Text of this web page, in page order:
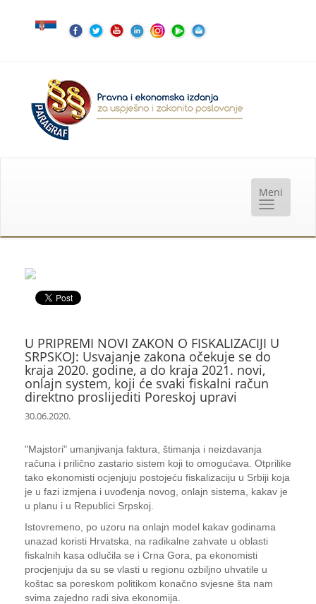
U PRIPREMI NOVI ZAKON O FISKALIZACIJI U
SRPSKOJ: Usvajanje zakona očekuje se do
kraja 2020. godine, a do kraja 2021. novi,
onlajn system, koji će svaki fiskalni račun
direktno proslijediti Poreskoj upravi
30.06.2020.
"Majstori" umanjivanja faktura, štimanja i neizdavanja
računa i prilično zastario sistem koji to omogućava. Otprilike
tako ekonomisti ocjenjuju postojeću fiskalizaciju u Srbiji koja
je u fazi izmjena i uvođenja novog, onlajn sistema, kakav je
u planu i u Republici Srpskoj.
Istovremeno, po uzoru na onlajn model kakav godinama
unazad koristi Hrvatska, na radikalne zahvate u oblasti
fiskalnih kasa odlučila se i Crna Gora, pa ekonomisti
procjenjuju da su se vlasti u regionu ozbiljno uhvatile u
koštac sa poreskom politikom konačno svjesne šta nam
svima zajedno radi siva ekonomija.